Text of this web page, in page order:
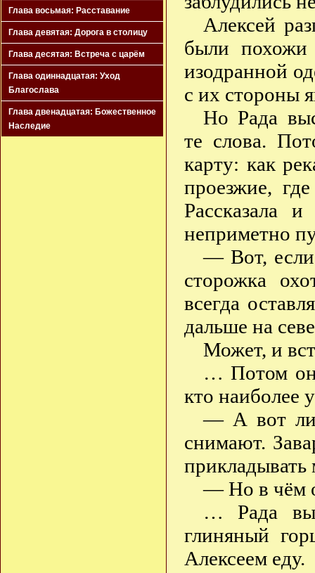
Глава восьмая: Расставание
Глава девятая: Дорога в столицу
Глава десятая: Встреча с царём
Глава одиннадцатая: Уход
Благослава
Глава двенадцатая: Божественное
Наследие
Алексей
были похожи
изодранной
с их стороны
Но Рада
те слова.
карту: как
проезжие,
Рассказала
неприметно
— Вот,
сторожка
всегда
дальше на
Может, и
… Потом
кто наиболее
— А вот
снимают.
— Но в чём
… Рада
глиняный
Алексеем еду.